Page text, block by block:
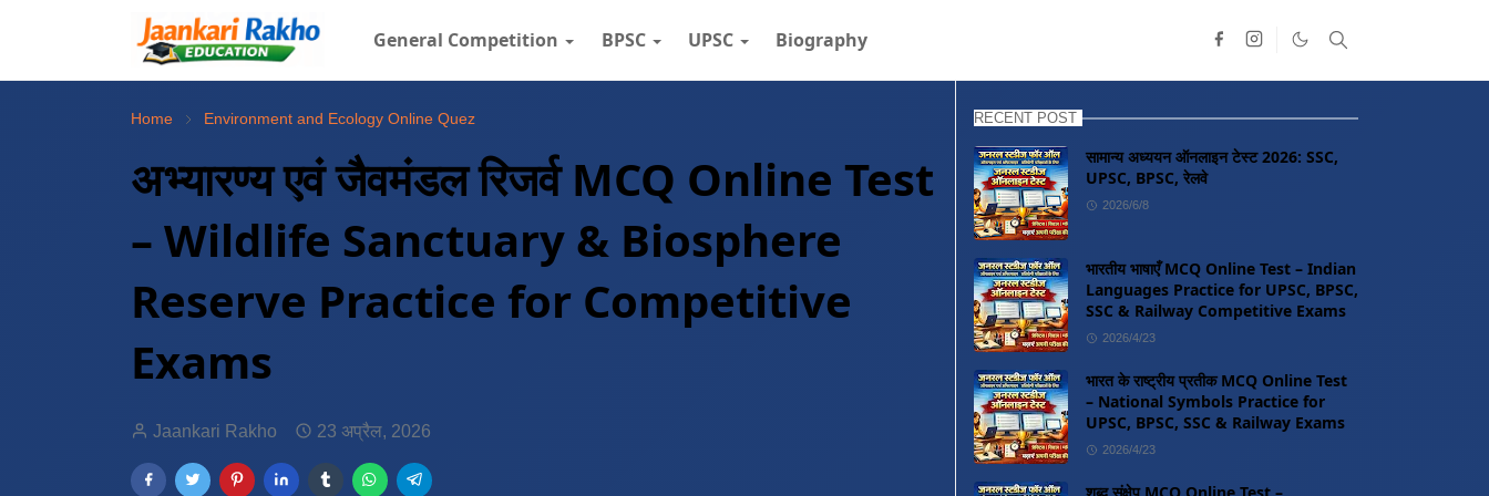
General Competition BPSC UPSC Biography
Home Environment and Ecology Online Quez
अभ्यारण्य एवं जैवमंडल रिजर्व MCQ Online Test
– Wildlife Sanctuary & Biosphere
Reserve Practice for Competitive
Exams
Jaankari Rakho 23 अप्रैल, 2026
RECENT POST
सामान्य अध्ययन ऑनलाइन टेस्ट 2026: SSC,
UPSC, BPSC, रेलवे
2026/6/8
भारतीय भाषाएँ MCQ Online Test – Indian
Languages Practice for UPSC, BPSC,
SSC & Railway Competitive Exams
2026/4/23
भारत के राष्ट्रीय प्रतीक MCQ Online Test
– National Symbols Practice for
UPSC, BPSC, SSC & Railway Exams
2026/4/23